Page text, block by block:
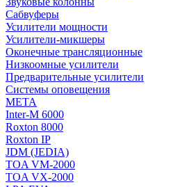
Сабвуферы
Усилители мощности
Усилители-микшеры
Оконечные трансляционные
Низкоомные усилители
Предварительные усилители
Системы оповещения
МЕТА
Inter-M 6000
Roxton 8000
Roxton IP
JDM (JEDIA)
TOA VM-2000
TOA VX-2000